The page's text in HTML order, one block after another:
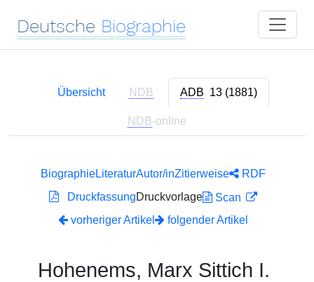
Deutsche Biographie
Übersicht NDB ADB 13 (1881)
NDB-online
BiographieLiteraturAutor/inZitierweise
RDF
DruckfassungDruckvorlage
Scan
vorheriger Artikel
folgender Artikel
Hohenems, Marx Sittich I.